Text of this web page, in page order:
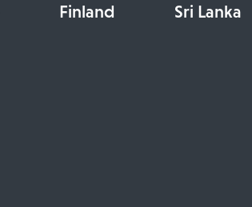
Finland Sri Lanka